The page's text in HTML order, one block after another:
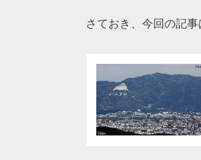
さておき、今回の記事